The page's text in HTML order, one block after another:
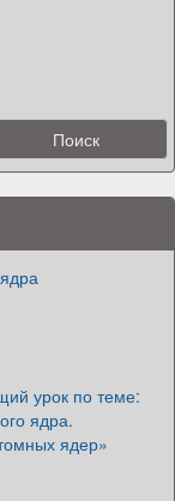
урок по теме:
ядра.
ядер»